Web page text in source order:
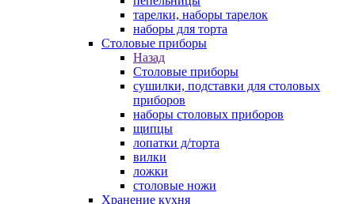
тарелки, наборы тарелок
наборы для торта
Столовые приборы
Назад
Столовые приборы
сушилки, подставки для столовых
приборов
наборы столовых приборов
щипцы
лопатки д/торта
вилки
ложки
столовые ножи
Хранение кухня